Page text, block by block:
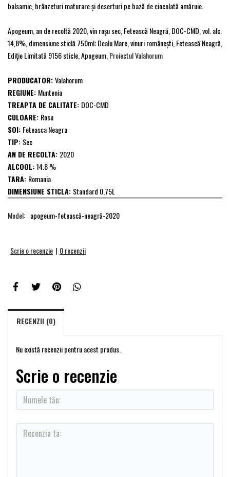
balsamic, brânzeturi maturare și deserturi pe bază de ciocolată amăruie.
Apogeum, an de recoltă 2020, vin roşu sec, Fetească Neagră, DOC-CMD, vol. alc.
14,8%, dimensiune sticlă 750ml; Dealu Mare, vinuri româneşti, Fetească Neagră,
Ediție Limitată 9156 sticle, Apogeum, Proiectul Valahorum
PRODUCATOR:Valahorum
REGIUNE: Muntenia
TREAPTA DE CALITATE: DOC-CMD
CULOARE: Rosu
SOI: Feteasca Neagra
TIP: Sec
AN DE RECOLTA: 2020
ALCOOL:14.8 %
TARA: Romania
DIMENSIUNE STICLA: Standard 0,75L
Model: apogeum-fetească-neagră-2020
Scrie o recenzie | 0 recenzii
RECENZII (0)
Nu există recenzii pentru acest produs.
Scrie o recenzie